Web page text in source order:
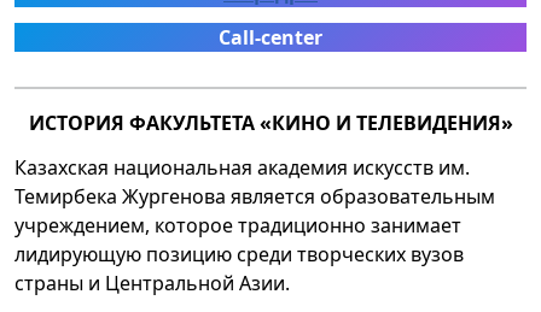
Call-center
ИСТОРИЯ ФАКУЛЬТЕТА «КИНО И ТЕЛЕВИДЕНИЯ»
Казахская национальная академия искусств им.
Темирбека Жургенова является образовательным
учреждением, которое традиционно занимает
лидирующую позицию среди творческих вузов
страны и Центральной Азии.